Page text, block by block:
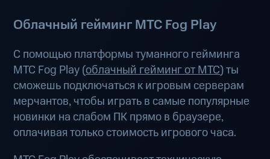
Облачный гейминг МТС Fog Play
С помощью платформы туманного гейминга
МТС Fog Play (облачный гейминг от МТС) ты
сможешь подключаться к игровым серверам
мерчантов, чтобы играть в самые популярные
новинки на слабом ПК прямо в браузере,
оплачивая только стоимость игрового часа.